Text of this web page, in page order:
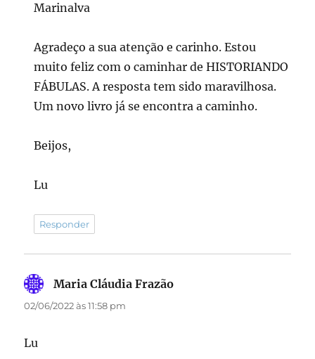
Marinalva
Agradeço a sua atenção e carinho. Estou
muito feliz com o caminhar de HISTORIANDO
FÁBULAS. A resposta tem sido maravilhosa.
Um novo livro já se encontra a caminho.
Beijos,
Lu
Responder
Maria Cláudia Frazão
02/06/2022 às 11:58 pm
Lu